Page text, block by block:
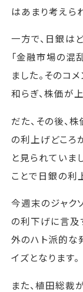
はあまり考えら
一方で、日銀は
「金融市場の混
ました。そのコ
和らぎ、株価が
だた、その後、
の利上げどころ
と見られていま
ことで日銀の利
今週末のジャク
の利下げに言及
外のハト派的な
イズとなります。
また、植田総